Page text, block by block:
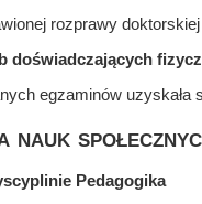
rozprawy doktorskiej
egzaminów uzyskała
nauk
Pedagogika